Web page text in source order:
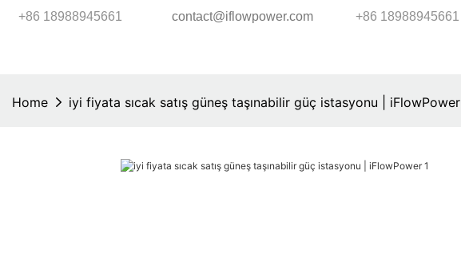
+86 18988945661 contact@iflowpower.com +86 18988945661
Home iyi fiyata sıcak satış güneş taşınabilir güç istasyonu | iFlowPower